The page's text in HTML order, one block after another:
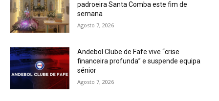
padroeira Santa Comba este fim de
semana
Agosto 7, 2026
Andebol Clube de Fafe vive “crise
financeira profunda” e suspende equipa
sénior
Agosto 7, 2026